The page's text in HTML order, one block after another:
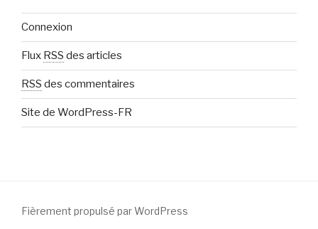
Connexion
Flux RSS des articles
RSS des commentaires
Site de WordPress-FR
Fièrement propulsé par WordPress